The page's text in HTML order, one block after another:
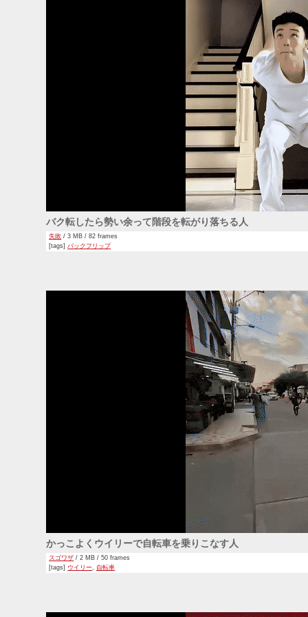
バク転したら勢い余って階段を転がり落ちる人
失敗 / 3 MB / 82 frames
[tags]バックフリップ
かっこよくウイリーで自転車を乗りこなす人
スゴワザ / 2 MB / 50 frames
[tags] ウイリー, 自転車